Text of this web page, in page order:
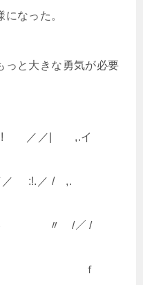
になった。
っと大きな勇気が必要
,.イ
／ / ,.
/／ /
:| ｆ